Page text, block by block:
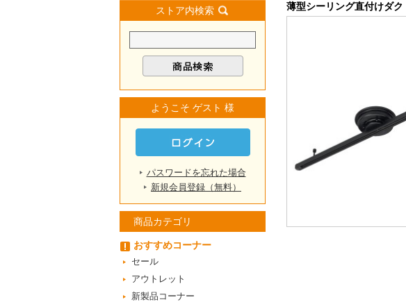
ストア内検索
ようこそ ゲスト 様
パスワードを忘れた場合
新規会員登録（無料）
商品カテゴリ
おすすめコーナー
セール
アウトレット
新製品コーナー
薄型シーリング直付けダ